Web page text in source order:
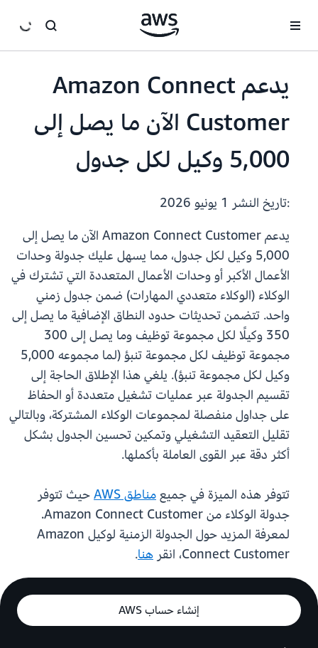
يدعم Amazon Connect
Customer الآن ما يصل إلى
5,000 وكيل لكل جدول
:تاريخ النشر
يدعم Amazon Connect Customer الآن ما يصل إلى
5,000 وكيل لكل جدول، مما يسهل عليك جدولة وحدات
الأعمال الأكبر أو وحدات الأعمال المتعددة التي تشترك في
الوكلاء (الوكلاء متعددي المهارات) ضمن جدول زمني
واحد. تتضمن تحديثات حدود النطاق الإضافية ما يصل إلى
350 وكيلًا لكل مجموعة توظيف وما يصل إلى 300
مجموعة توظيف لكل مجموعة تنبؤ (لما مجموعه 5,000
وكيل لكل مجموعة تنبؤ). يلغي هذا الإطلاق الحاجة إلى
تقسيم الجدولة عبر عمليات تشغيل متعددة أو الحفاظ
على جداول منفصلة لمجموعات الوكلاء المشتركة، وبالتالي
تقليل التعقيد التشغيلي وتمكين تحسين الجدول بشكل
أكثر دقة عبر القوى العاملة بأكملها.
تتوفر هذه الميزة في جميعمناطق AWS
حيث تتوفر
جدولة الوكلاء من Amazon Connect Customer.
لمعرفة المزيد حول الجدولة الزمنية لوكيل Amazon
Connect Customer، انقر
هنا.
إنشاء حساب AWS